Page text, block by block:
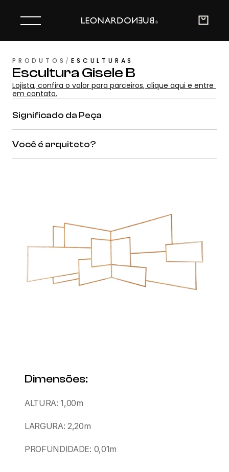
PRODUTOS /ESCULTURAS
Escultura Gisele B
Lojista, confira o valor para parceiros, clique aqui e entre
em contato.
Significado da Peça
Você é arquiteto?
Dimensões:
ALTURA: 1,00m
LARGURA: 2,20m
PROFUNDIDADE: 0,01m